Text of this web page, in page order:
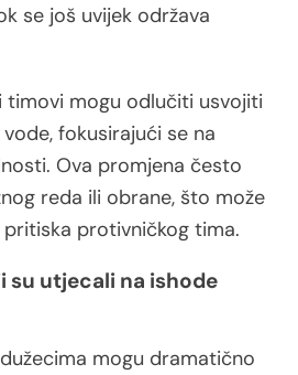
se još uvijek održava
timovi mogu odlučiti usvojiti
fokusirajući se na
Ova promjena često
reda ili obrane, što može
protivničkog tima.
su utjecali na ishode
mogu dramatično